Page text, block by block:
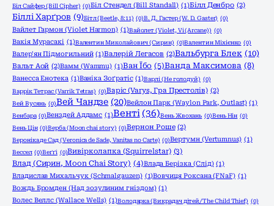
Біл Сайфер (Bill Cipher) (0)Біл Стендел (Bill Standall) (1)Білл Денбро (2)
Біллі Харґров (9)Бітл (Beetle, 8:11) (0)В. Д. Гастер (W. D. Gaster) (0)
Вайлет Гармон (Violet Harmon) (1)Вайолет (Violet, Vi (Arcane)) (0)
Вакія Мурасакі (1)Валентин Миколайович (Сирин) (0)Валентин Міхієнко (0)
Валер'ян Підмогильний (1)Валерій Легасов (2)Вальбурга Блек (10)
Вальт Аой (2)Вамм (Wammu) (1)Ван Їбо (5)Ванда Максимова (8)
Ванесса Енотека (1)Ваніка Зоґратіс (1)Варлі (Не голодуй) (0)
Варрік Тетрас (Varrik Tetras) (0)Варіс (Varys, Гра Престолів) (2)
Вей Вусянь (0)Вей Чандзе (20)Вейлон Парк (Waylon Park, Outlast) (1)
Венбара (0)Венздей Аддамс (1)Венті (36)Вень Жвохань (0)Вень Нін (0)
Вень Цін (0)Верба (Moon chai story) (0)Вернон Роше (2)
Вероніка де Сад (Veronica de Sade, Vanitas no Carte) (0)Вертумн (Vertumnus) (1)
Вессел (0)Веґґі (0)Вивірколапка (Squirrelstar) (3)
Влад (Сирин, Moon Chai Story) (4)Влада Берізка (Слід) (1)
Владислав Михальчук (Schmalgauzen) (1)Вовчиця Роксана (FNaF) (1)
Вождь Бромден (Над зозулиним гніздом) (1)
Волес Веллс (Wallace Wells) (1)Володарка (Викрадач дітей/The Child Thief) (0)